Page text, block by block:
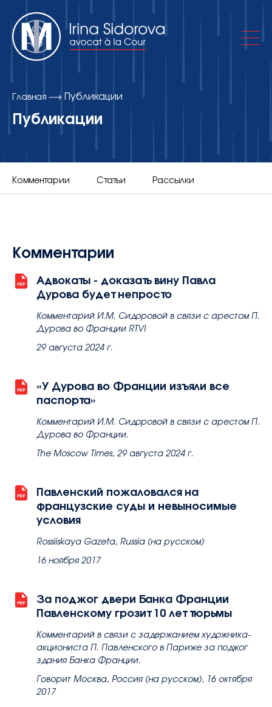
Об адвокатском кабинете
Публикации
contact@avocatsidorova.fr
+33 6 29 90 28 59
Главная Публикации
Публикации
Комментарии Статьи Рассылки
Комментарии
Адвокаты - доказать вину Павла
Дурова будет непросто
Комментарий И.М. Сидоровой в связи с арестом П.
Дурова во Франции RTVI
29 августа 2024 г.
«У Дурова во Франции изъяли все
паспорта»
Комментарий И.М. Сидоровой в связи с арестом П.
Дурова во Франции.
The Moscow Times, 29 августа 2024 г.
Павленский пожаловался на
французские суды и невыносимые
условия
Rossiiskaya Gazeta, Russia (на русском)
16 ноября 2017
За поджог двери Банка Франции
Павленскому грозит 10 лет тюрьмы
Комментарий в связи с задержанием художника-
акциониста П. Павленского в Париже за поджог
здания Банка Франции.
Говорит Москва, Россия (на русском), 16 октября
2017